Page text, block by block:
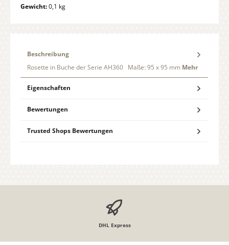
Gewicht:0,1 kg
Beschreibung
Rosette in Buche der Serie AH360 Maße: 95 x 95 mm Mehr
Eigenschaften
Bewertungen
Trusted Shops Bewertungen
DHL Express